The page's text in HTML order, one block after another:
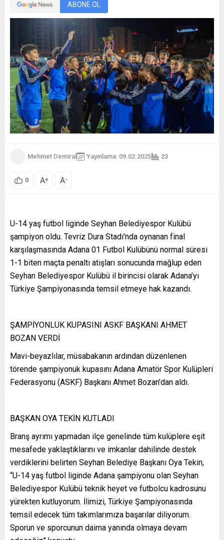
ABONE OL
Mehmet Demiral Yayınlama: 09.02.2025 23
0 A+ A-
U-14 yaş futbol liginde Seyhan Belediyespor Kulübü
şampiyon oldu. Tevriz Dura Stadı’nda oynanan final
karşılaşmasında Adana 01 Futbol Kulübünü normal süresi
1-1 biten maçta penaltı atışları sonucunda mağlup eden
Seyhan Belediyespor Kulübü il birincisi olarak Adana’yı
Türkiye Şampiyonasında temsil etmeye hak kazandı.
ŞAMPİYONLUK KUPASINI ASKF BAŞKANI AHMET
BOZAN VERDİ
Mavi-beyazlılar, müsabakanın ardından düzenlenen
törende şampiyonuk kupasını Adana Amatör Spor Kulüpleri
Federasyonu (ASKF) Başkanı Ahmet Bozan’dan aldı.
BAŞKAN OYA TEKİN KUTLADI
Branş ayrımı yapmadan ilçe genelinde tüm kulüplere eşit
mesafede yaklaştıklarını ve imkanlar dahilinde destek
verdiklerini belirten Seyhan Belediye Başkanı Oya Tekin,
“U-14 yaş futbol liginde Adana şampiyonu olan Seyhan
Belediyespor Kulübü teknik heyet ve futbolcu kadrosunu
yürekten kutluyorum. İlimizi, Türkiye Şampiyonasında
temsil edecek tüm takımlarımıza başarılar diliyorum.
Sporun ve sporcunun daima yanında olmaya devam